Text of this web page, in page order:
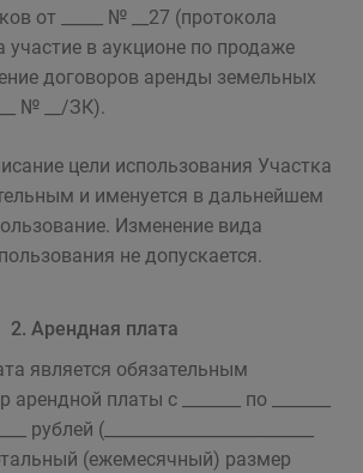
от _____ № __27 (протокола
участие в аукционе по продаже
договоров аренды земельных
№ __/ЗК).
цели использования Участка
и именуется в дальнейшем
Изменение вида
не допускается.
2. Арендная плата
является обязательным
платы с _______ по _______
рублей (_________________________
(ежемесячный) размер